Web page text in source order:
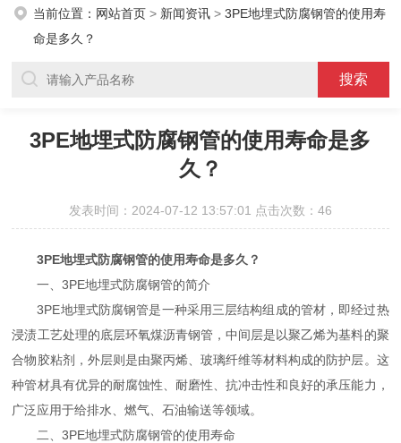
当前位置： 网站首页 > 新闻资讯 > 3PE地埋式防腐钢管的使用寿
命是多久？
3PE地埋式防腐钢管的使用寿命是多
久？
发表时间：2024-07-12 13:57:01 点击次数：46
3PE地埋式防腐钢管的使用寿命是多久？
一、3PE地埋式防腐钢管的简介
3PE地埋式防腐钢管是一种采用三层结构组成的管材，即经过热
浸渍工艺处理的底层环氧煤沥青钢管，中间层是以聚乙烯为基料的聚
合物胶粘剂，外层则是由聚丙烯、玻璃纤维等材料构成的防护层。这
种管材具有优异的耐腐蚀性、耐磨性、抗冲击性和良好的承压能力，
广泛应用于给排水、燃气、石油输送等领域。
二、3PE地埋式防腐钢管的使用寿命